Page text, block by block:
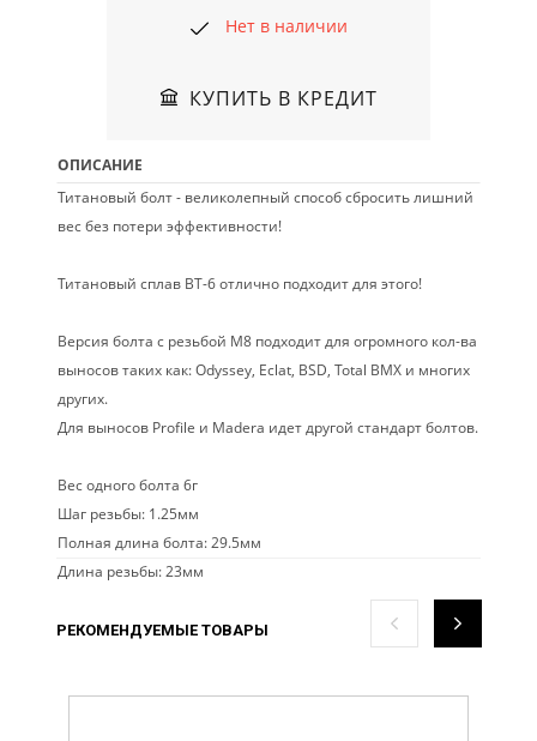
Нет в наличии
КУПИТЬ В КРЕДИТ
ОПИСАНИЕ
Титановый болт - великолепный способ сбросить лишний
вес без потери эффективности!
Титановый сплав ВТ-6 отлично подходит для этого!
Версия болта с резьбой М8 подходит для огромного кол-ва
выносов таких как: Odyssey, Eclat, BSD, Total BMX и многих
других.
Для выносов Profile и Madera идет другой стандарт болтов.
Вес одного болта 6г
Шаг резьбы: 1.25мм
Полная длина болта: 29.5мм
Длина резьбы: 23мм
РЕКОМЕНДУЕМЫЕ ТОВАРЫ